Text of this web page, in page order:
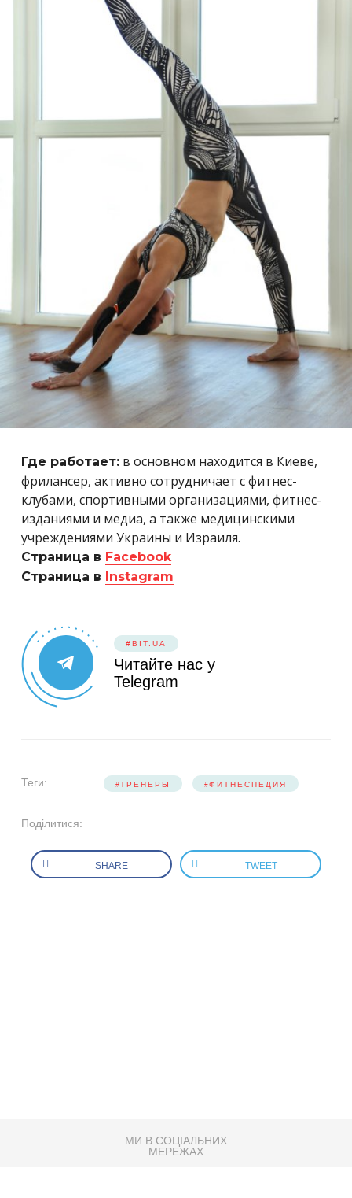
Где работает: в основном находится в Киеве,
фрилансер, активно сотрудничает с фитнес-
клубами, спортивными организациями, фитнес-
изданиями и медиа, а также медицинскими
учреждениями Украины и Израиля.
Страница в Facebook
Страница в
Instagram
#BIT.UA
Читайте нас у
Telegram
Теги: ТРЕНЕРЫ ФИТНЕСПЕДИЯ
Поділитися:
SHARE TWEET
МИ В СОЦІАЛЬНИХ
МЕРЕЖАХ